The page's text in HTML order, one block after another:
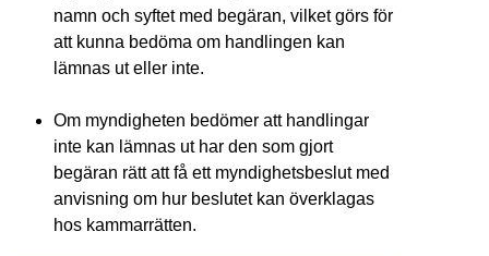
namn och syftet med begäran, vilket görs för
att kunna bedöma om handlingen kan
lämnas ut eller inte.
Om myndigheten bedömer att handlingar
inte kan lämnas ut har den som gjort
begäran rätt att få ett myndighetsbeslut med
anvisning om hur beslutet kan överklagas
hos kammarrätten.